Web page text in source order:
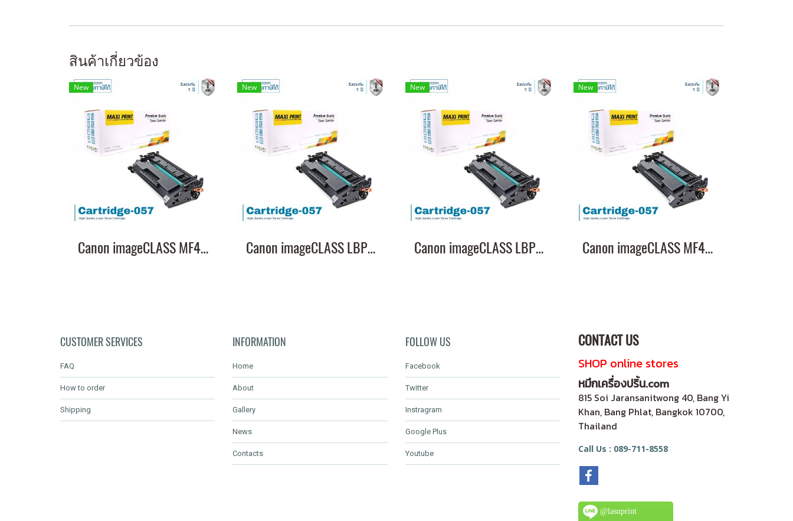
สินค้าเกี่ยวข้อง
New
Canon imageCLASS MF449x หมึกเครื่องปริ้น 057 พิมพ์คมชัด!
New
Canon imageCLASS LBP226dw หมึกเครื่องปริ้น 057 คุณภาพสูง พิมพ์คมชัด!
New
Canon imageCLASS LBP228x หมึกเครื่องปริ้น 057 คุณภาพสูง พิมพ์คมชัด!
New
Canon imageCLASS MF445dw หมึกเครื่องปริ้น 057 พิมพ์คมชัด!
CUSTOMER SERVICES
FAQ
How to order
Shipping
INFORMATION
Home
About
Gallery
News
Contacts
FOLLOW US
Facebook
Twitter
Instragram
Google Plus
Youtube
CONTACT US
SHOP online stores
หมึกเครื่องปริ้น.com
815 Soi Jaransanitwong 40, Bang Yi
Khan, Bang Phlat, Bangkok 10700,
Thailand
Call Us : 089-711-8558
@lasuprint